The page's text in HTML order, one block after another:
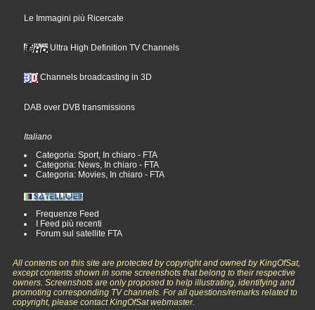
Le Immagini più Ricercate
Ultra High Definition TV Channels
Channels broadcasting in 3D
DAB over DVB transmissions
Italiano
Categoria: Sport, In chiaro - FTA
Categoria: News, In chiaro - FTA
Categoria: Movies, In chiaro - FTA
Frequenze Feed
I Feed più recenti
Forum sul satellite FTA
All contents on this site are protected by copyright and owned by KingOfSat,
except contents shown in some screenshots that belong to their respective
owners. Screenshots are only proposed to help illustrating, identifying and
promoting corresponding TV channels. For all questions/remarks related to
copyright, please contact KingOfSat webmaster.